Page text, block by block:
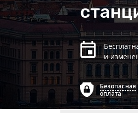
и
Безопасная
оплата